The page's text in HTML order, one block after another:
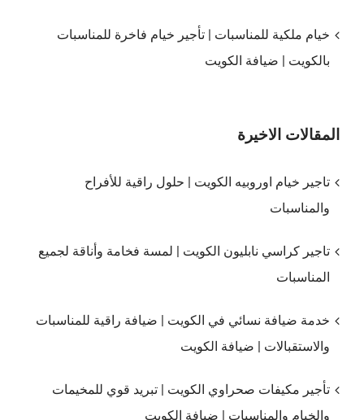
خيام ملكية للمناسبات | تأجير خيام فاخرة للمناسبات
بالكويت | ضيافة الكويت
المقالات الاخيرة
تاجير خيام اوروبيه الكويت | حلول راقية للأفراح
والمناسبات
تاجير كراسي نابليون الكويت | لمسة فخامة وأناقة لجميع
المناسبات
خدمة ضيافة نسائي في الكويت | ضيافة راقية للمناسبات
والاستقبالات | ضيافة الكويت
تأجير مكيفات صحراوي الكويت | تبريد قوي للمخيمات
والخيام والمناسبات | ضيافة الكويت